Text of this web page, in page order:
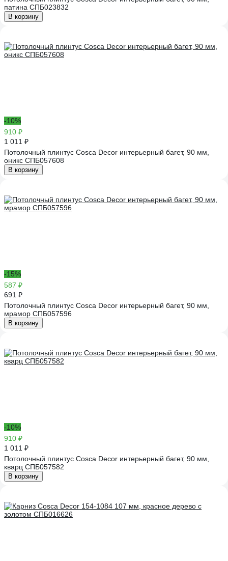
патина СПБ023832
В корзину
-10%
910 ₽
1 011 ₽
Потолочный плинтус Cosca Decor интерьерный багет, 90 мм,
оникс СПБ057608
В корзину
-15%
587 ₽
691 ₽
Потолочный плинтус Cosca Decor интерьерный багет, 90 мм,
мрамор СПБ057596
В корзину
-10%
910 ₽
1 011 ₽
Потолочный плинтус Cosca Decor интерьерный багет, 90 мм,
кварц СПБ057582
В корзину